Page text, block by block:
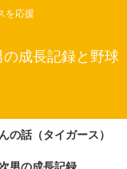
を応援
成長記録と野球
の話（タイガース）